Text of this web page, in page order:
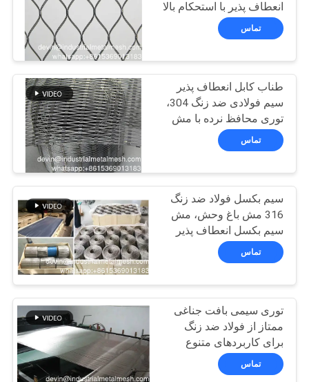
انعطاف پذیر با استحکام بالا
316
تماس
طناب کابل انعطاف پذیر
سیم فولادی ضد زنگ 304،
توری محافظ نرده با مش
پرکننده نوع X
تماس
سیم بکسل فولاد ضد زنگ
316 مش باغ وحش، مش
سیم بکسل انعطاف پذیر
سبک وزن ببر
تماس
توری سیمی بافت جناغی
ممتاز از فولاد ضد زنگ
برای کاربردهای متنوع
تماس